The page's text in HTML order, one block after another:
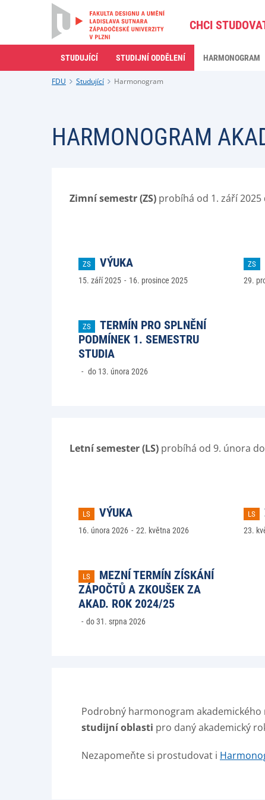
CHCI
STUDUJÍCÍ STUDIJNÍ ODDĚLENÍ HARMONOGRAM
FDU Studující Harmonogram
HARMONOGRAM
Zimní semestr (ZS) probíhá od 1. září
ZS VÝUKA
15. září 2025 16. prosince 2025
ZS
29.
ZS
TERMÍN PRO SPLNĚNÍ
PODMÍNEK 1. SEMESTRU
STUDIA
do 13. února 2026
Letní semester (LS) probíhá od 9. února
LS VÝUKA
16. února 2026 22. května 2026
LS
23.
LS
MEZNÍ TERMÍN ZÍSKÁNÍ
ZÁPOČTŮ A ZKOUŠEK ZA
AKAD. ROK 2024/25
do 31. srpna 2026
Podrobný harmonogram akademického
studijní oblasti pro daný akademický
Nezapomeňte si prostudovat i